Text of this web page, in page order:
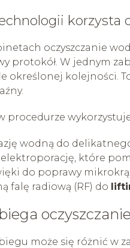
korzysta
oczyszczanie
protokół. W jednym
określonej kolejności.
procedurze
wodną do
które
do poprawy
falę radiową (RF) do
może się różnić w